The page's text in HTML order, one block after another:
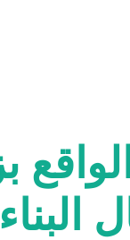
البناء